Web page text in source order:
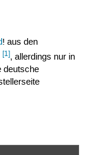
! aus den
[1], allerdings nur in
deutsche